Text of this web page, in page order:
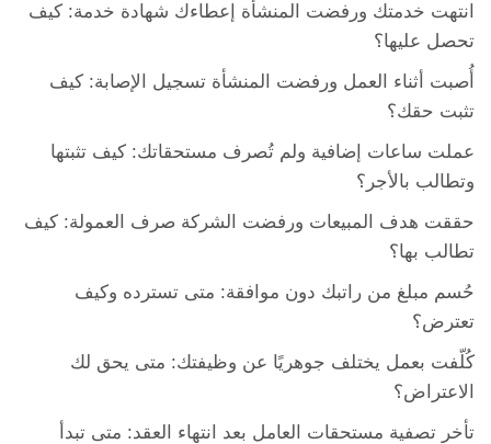
انتهت خدمتك ورفضت المنشأة إعطاءك شهادة خدمة: كيف
تحصل عليها؟
أُصبت أثناء العمل ورفضت المنشأة تسجيل الإصابة: كيف
تثبت حقك؟
عملت ساعات إضافية ولم تُصرف مستحقاتك: كيف تثبتها
وتطالب بالأجر؟
حققت هدف المبيعات ورفضت الشركة صرف العمولة: كيف
تطالب بها؟
حُسم مبلغ من راتبك دون موافقة: متى تسترده وكيف
تعترض؟
كُلّفت بعمل يختلف جوهريًا عن وظيفتك: متى يحق لك
الاعتراض؟
تأخر تصفية مستحقات العامل بعد انتهاء العقد: متى تبدأ